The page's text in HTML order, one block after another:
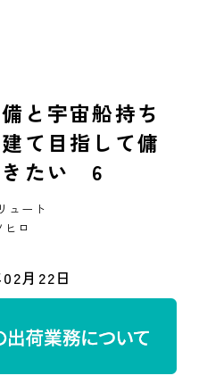
と宇宙船持ち
て目指して傭
きたい 6
リュート
ロ
月22日